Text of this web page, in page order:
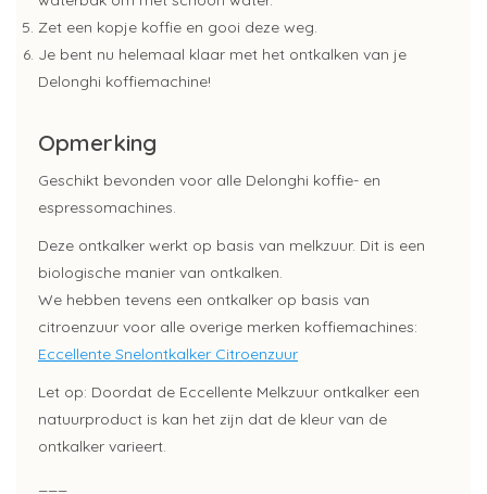
Zet een kopje koffie en gooi deze weg.
Je bent nu helemaal klaar met het ontkalken van je
Delonghi koffiemachine!
Opmerking
Geschikt bevonden voor alle Delonghi koffie- en
espressomachines.
Deze ontkalker werkt op basis van melkzuur. Dit is een
biologische manier van ontkalken.
We hebben tevens een ontkalker op basis van
citroenzuur voor alle overige merken koffiemachines:
Eccellente Snelontkalker Citroenzuur
Let op: Doordat de Eccellente Melkzuur ontkalker een
natuurproduct is kan het zijn dat de kleur van de
ontkalker varieert.